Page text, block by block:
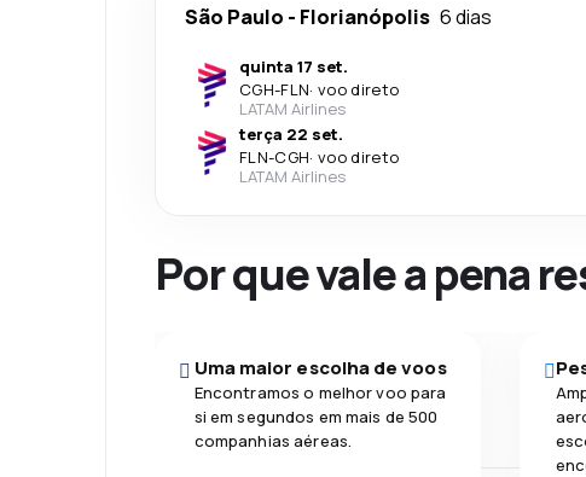
São Paulo - Florianópolis 6 dias
quinta 17 set.
CGH-FLN· voo direto
LATAM Airlines
terça 22 set.
FLN-CGH· voo direto
LATAM Airlines
Por que vale a pena
Uma maior escolha de voos
Encontramos o melhor voo para
si em segundos em mais de 500
companhias aéreas.